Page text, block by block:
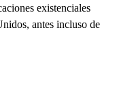
existenciales
antes incluso de